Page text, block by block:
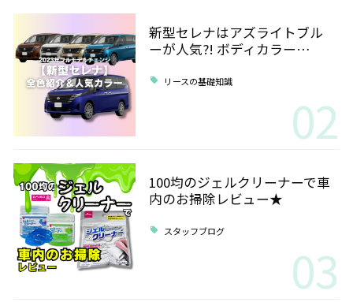
新型セレナはアズライトブル
ーが人気?! ボディカラー…
リースの基礎知識
02
100均のジェルクリーナーで車
内のお掃除レビュー★
スタッフブログ
03